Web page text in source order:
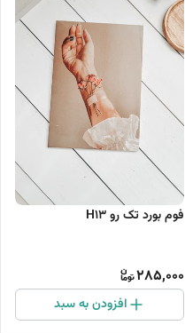
فوم بورد تک رو H13
285,000
افزودن به سبد